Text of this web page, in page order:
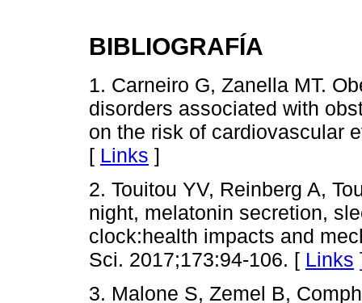
BIBLIOGRAFÍA
1. Carneiro G, Zanella MT.
disorders associated with
on the risk of cardiovascular
[ Links ]
2. Touitou YV, Reinberg A,
night, melatonin secretion,
clock:health impacts and
Sci. 2017;173:94-106. [ Links
3. Malone S, Zemel B,